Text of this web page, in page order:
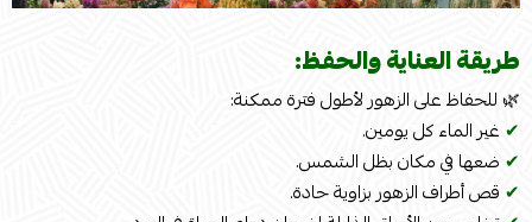
طريقة العناية والحفظ:
🌿 للحفاظ على الزهور لأطول فترة ممكنة:
✔ غير الماء كل يومين.
✔ ضعها في مكان بظل الشمس.
✔ قص أطراف الزهور بزاوية حادة.